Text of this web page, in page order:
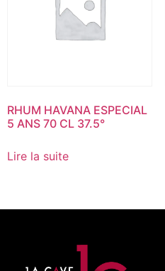
RHUM HAVANA ESPECIAL
5 ANS 70 CL 37.5°
Lire la suite